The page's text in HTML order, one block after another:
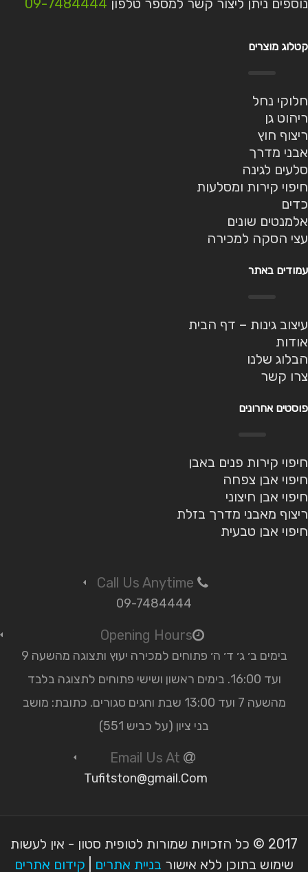
נוספים ניתן ליצור קשר למספר טלפון 09-7484444
קטלוג מוצרים
חלוקי נחל
ריהוט גן
ריצוף חוץ
אבני מדרך
סלעים לגינה
חיפוי קירות ומסלעות
כדים
אלמנטים שונים
עצי הסקה למכירה
עמודים באתר
עיצוב גינות – דף הבית
אודות
הבלוג שלנו
צרו קשר
פוסטים אחרונים
חיפוי קירות פנים באבן
חיפוי אבן צפחה
חיפוי אבן חיצוני
ריצוף מאבני מדרך בזלת
חיפוי אבן טבעית
09-7484444
Opening Hours
בימים ב׳ ג׳ ד׳ ה׳ פתוחים למכירה יעוץ ותצוגה מהשעה 9
ועד 16:00. בימים ראשון ושישי פתוחים לתצוגה בלבד
מהשעה 7 ועד 13:00 שבת וחגים סגורים. כתובת: מושב
בני ציון (על כביש 551)
Tufitston@gmail.Com
2017 © כל הזכויות שמורות לטופית סטון - אין לעשות
שימוש בתוכן ללא אישור בניית אתרים קידום אתרים